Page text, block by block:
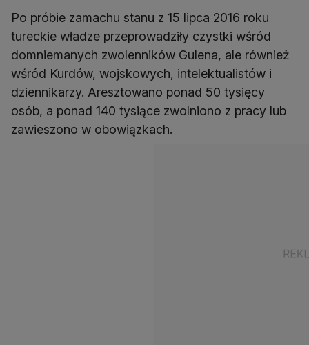
Po próbie zamachu stanu z 15 lipca 2016 roku
tureckie władze przeprowadziły czystki wśród
domniemanych zwolenników Gulena, ale również
wśród Kurdów, wojskowych, intelektualistów i
dziennikarzy. Aresztowano ponad 50 tysięcy
osób, a ponad 140 tysiące zwolniono z pracy lub
zawieszono w obowiązkach.